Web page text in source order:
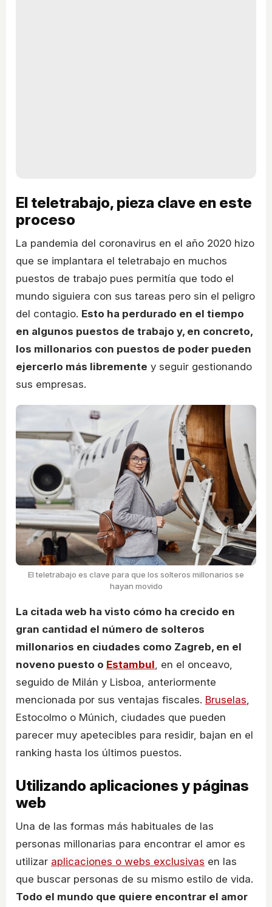
El teletrabajo, pieza clave en este
proceso
La pandemia del coronavirus en el año 2020 hizo
que se implantara el teletrabajo en muchos
puestos de trabajo pues permitía que todo el
mundo siguiera con sus tareas pero sin el peligro
del contagio. Esto ha perdurado en el tiempo
en algunos puestos de trabajo y, en concreto,
los millonarios con puestos de poder pueden
ejercerlo más libremente y seguir gestionando
sus empresas.
El teletrabajo es clave para que los solteros millonarios se
hayan movido
La citada web ha visto cómo ha crecido en
gran cantidad el número de solteros
millonarios en ciudades como Zagreb, en el
noveno puesto o Estambul , en el onceavo,
seguido de Milán y Lisboa, anteriormente
mencionada por sus ventajas fiscales. Bruselas
Estocolmo o Múnich, ciudades que pueden
parecer muy apetecibles para residir, bajan en el
ranking hasta los últimos puestos.
Utilizando aplicaciones y páginas
web
Una de las formas más habituales de las
personas millonarias para encontrar el amor es
utilizar aplicaciones o webs exclusivas en las
que buscar personas de su mismo estilo de vida.
Todo el mundo que quiere encontrar el amor